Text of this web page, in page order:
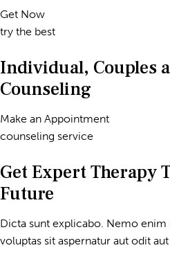
Get Now
try the best
Individual, Couples
Counseling
Make an Appointment
counseling service
Get Expert Therapy
Future
Dicta sunt explicabo. Nemo
voluptas sit aspernatur aut odit